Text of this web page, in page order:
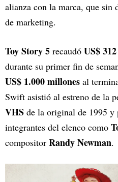
alianza con la marca, que sin
de marketing.
Toy Story 5 recaudó US$
durante su primer fin de
US$ 1.000 millones al
Swift asistió al estreno de la
VHS de la original de 1995 y
integrantes del elenco como
compositor Randy Newman.